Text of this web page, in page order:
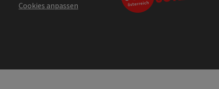
Cookies anpassen